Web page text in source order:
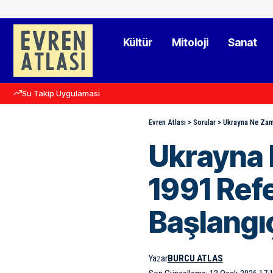
Kültür Mitoloji Sanat
Su Takip Uygulaması
Evren Atlası> Sorular> Ukrayna Ne
Ukrayna
1991
YazarBURCU ATLAS